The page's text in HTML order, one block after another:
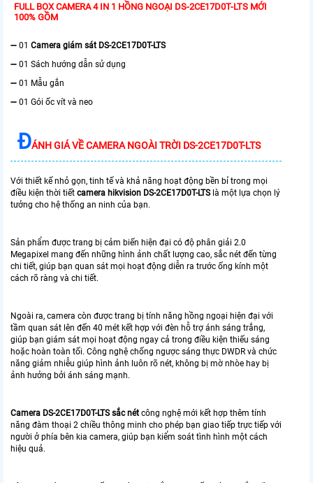
FULL BOX CAMERA 4 IN 1 HỒNG NGOẠI DS-2CE17D0T-LTS MỚI
100% GỒM
➖ 01 Camera giám sát DS-2CE17D0T-LTS
➖ 01 Sách hướng dẫn sử dụng
➖ 01 Mẫu gắn
➖ 01 Gói ốc vít và neo
ĐÁNH GIÁ VỀ CAMERA NGOÀI TRỜI DS-2CE17D0T-LTS
Với thiết kế nhỏ gọn, tinh tế và khả năng hoạt động bền bỉ trong mọi
điều kiện thời tiết camera hikvision DS-2CE17D0T-LTSlà một lựa chọn lý
tưởng cho hệ thống an ninh của bạn.
Sản phẩm được trang bị cảm biến hiện đại có độ phân giải 2.0
Megapixel mang đến những hình ảnh chất lượng cao, sắc nét đến từng
chi tiết, giúp bạn quan sát mọi hoạt động diễn ra trước ống kính một
cách rõ ràng và chi tiết.
Ngoài ra, camera còn được trang bị tính năng hồng ngoại hiện đại với
tầm quan sát lên đến 40 mét kết hợp với đèn hỗ trợ ánh sáng trắng,
giúp bạn giám sát mọi hoạt động ngay cả trong điều kiện thiếu sáng
hoặc hoàn toàn tối. Công nghệ chống ngược sáng thực DWDR và chức
năng giảm nhiễu giúp hình ảnh luôn rõ nét, không bị mờ nhòe hay bị
ảnh hưởng bởi ánh sáng mạnh.
Camera DS-2CE17D0T-LTS sắc nét công nghệ mới kết hợp thêm tính
năng đàm thoại 2 chiều thông minh cho phép bạn giao tiếp trực tiếp với
người ở phía bên kia camera, giúp bạn kiểm soát tình hình một cách
hiệu quả.